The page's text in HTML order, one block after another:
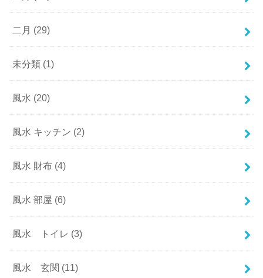
二月 (29)
未分類 (1)
風水 (20)
風水 キッチン (2)
風水 財布 (4)
風水 部屋 (6)
風水 トイレ (3)
風水 玄関 (11)